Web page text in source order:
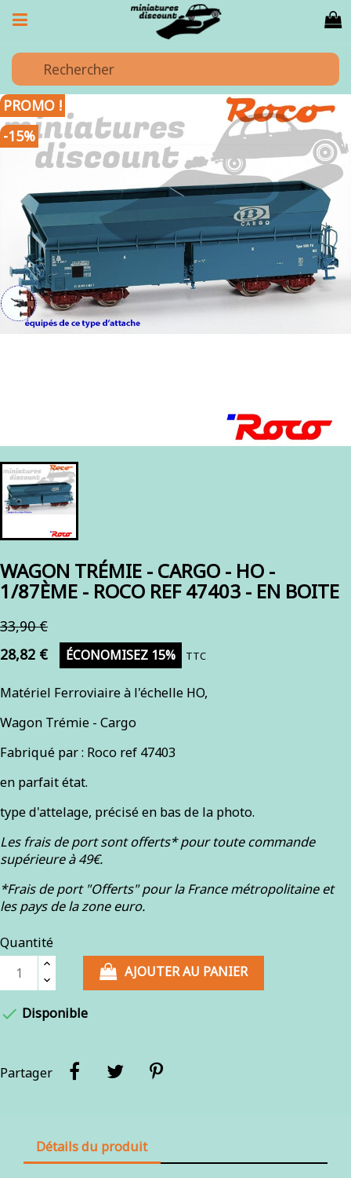
PROMO !
-15%
WAGON TRÉMIE - CARGO - HO -
1/87ÈME - ROCO REF 47403 - EN BOITE
33,90 €
28,82 €
ÉCONOMISEZ 15% TTC
Matériel Ferroviaire à l'échelle HO,
Wagon Trémie - Cargo
Fabriqué par : Roco ref 47403
en parfait état.
type d'attelage, précisé en bas de la photo.
Les frais de port sont offerts* pour toute commande
supérieure à 49€.
*Frais de port "Offerts" pour la France métropolitaine et
les pays de la zone euro.
Quantité
AJOUTER AU PANIER
 Disponible
Partager
Détails du produit